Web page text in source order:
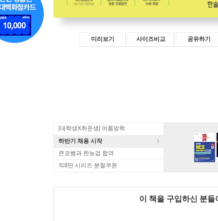
미리보기 사이즈비교 공유하기
[대학생X취준생] 여름방학
하반기 채용 시작
큰코쌤과 한능검 합격
직8딴 시리즈 분철쿠폰
이 책을 구입하신 분